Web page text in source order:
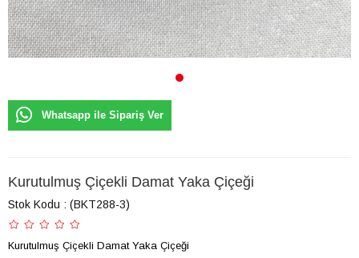
Whatsapp ile Sipariş Ver
Kurutulmuş Çiçekli Damat Yaka Çiçeği
Stok Kodu (BKT288-3)
Kurutulmuş Çiçekli Damat Yaka Çiçeği